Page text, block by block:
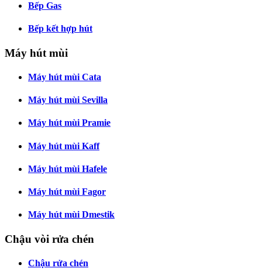
Bếp Gas
Bếp kết hợp hút
Máy hút mùi
Máy hút mùi Cata
Máy hút mùi Sevilla
Máy hút mùi Pramie
Máy hút mùi Kaff
Máy hút mùi Hafele
Máy hút mùi Fagor
Máy hút mùi Dmestik
Chậu vòi rửa chén
Chậu rửa chén